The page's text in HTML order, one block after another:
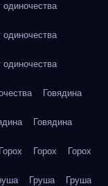
Говядина
Говядина
Горох Горох Горох
Груша Груша